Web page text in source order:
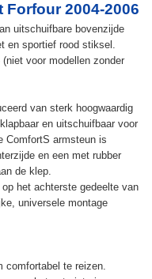
2004-2006
uitschuifbare bovenzijde
en sportief rood stiksel.
voor modellen zonder
van sterk hoogwaardig
en uitschuifbaar voor
ComfortS armsteun is
en een met rubber
de klep.
het achterste gedeelte van
universele montage
comfortabel te reizen.